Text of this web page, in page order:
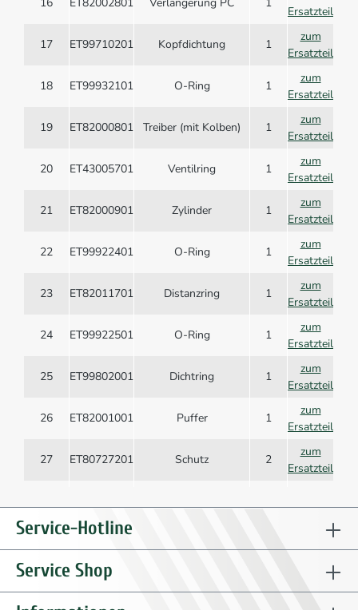
Ersatzteil
17 ET99710201 Kopfdichtung 1
zum
Ersatzteil
18 ET99932101 O-Ring 1
zum
Ersatzteil
19 ET82000801 Treiber (mit Kolben) 1
zum
Ersatzteil
20 ET43005701 Ventilring 1
zum
Ersatzteil
21 ET82000901 Zylinder 1
zum
Ersatzteil
22 ET99922401 O-Ring 1
zum
Ersatzteil
23 ET82011701 Distanzring 1
zum
Ersatzteil
24 ET99922501 O-Ring 1
zum
Ersatzteil
25 ET99802001 Dichtring 1
zum
Ersatzteil
26 ET82001001 Puffer 1
zum
Ersatzteil
27 ET80727201 Schutz 2
zum
Ersatzteil
Ersatzteil
Ersatzteil
ET99301525
Ersatzteil
Service-Hotline
Service Shop